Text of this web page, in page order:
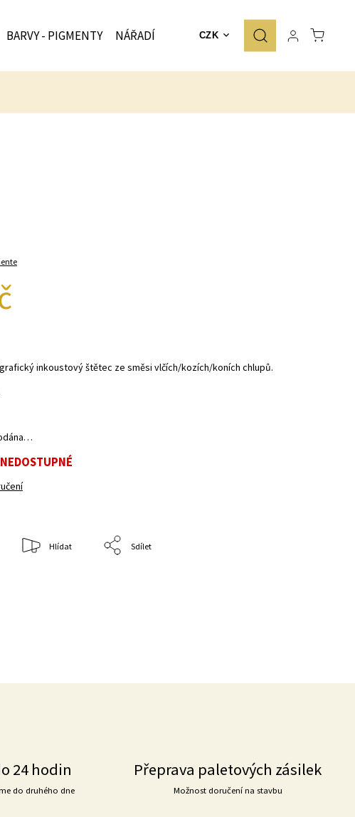
CZK
BARVY - PIGMENTY NÁŘADÍ ZNAČKY
inkoustový štětec ze směsi vlčích/kozích/koních chlupů.
Hlídat Sdílet
24 hodin
do druhého dne
Přeprava paletových zásilek
Možnost doručení na stavbu